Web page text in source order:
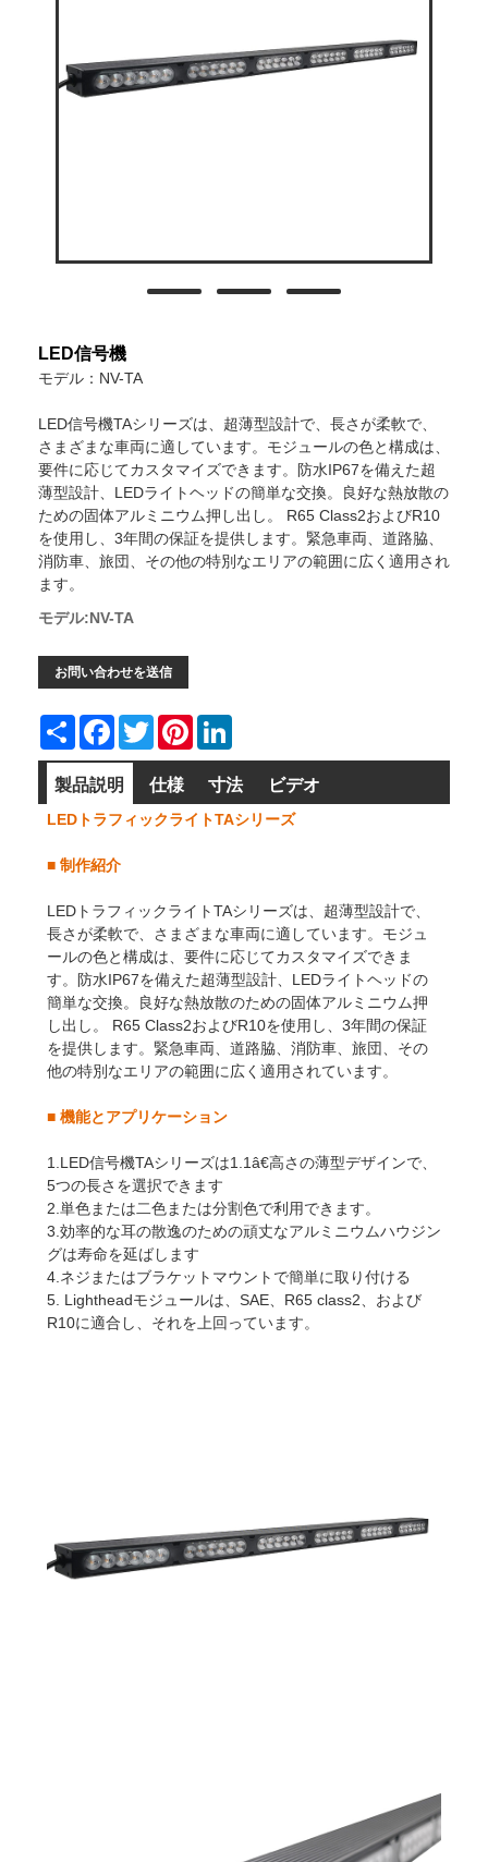
LED信号機
モデル：NV-TA
LED信号機TAシリーズは、超薄型設計で、長さが柔軟で、
さまざまな車両に適しています。モジュールの色と構成は、
要件に応じてカスタマイズできます。防水IP67を備えた超
薄型設計、LEDライトヘッドの簡単な交換。良好な熱放散の
ための固体アルミニウム押し出し。 R65 Class2およびR10
を使用し、3年間の保証を提供します。緊急車両、道路脇、
消防車、旅団、その他の特別なエリアの範囲に広く適用され
ます。
モデル:NV-TA
お問い合わせを送信
Share Facebook
TwitterPinterest
製品説明 仕様 寸法 ビデオ
LEDトラフィックライトTAシリーズ
■ 制作紹介
LEDトラフィックライトTAシリーズは、超薄型設計で、
長さが柔軟で、さまざまな車両に適しています。モジュ
ールの色と構成は、要件に応じてカスタマイズできま
す。防水IP67を備えた超薄型設計、LEDライトヘッドの
簡単な交換。良好な熱放散のための固体アルミニウム押
し出し。 R65 Class2およびR10を使用し、3年間の保証
を提供します。緊急車両、道路脇、消防車、旅団、その
他の特別なエリアの範囲に広く適用されています。
■ 機能とアプリケーション
1.LED信号機TAシリーズは1.1â€高さの薄型デザインで、
5つの長さを選択できます
2.単色または二色または分割色で利用できます。
3.効率的な耳の散逸のための頑丈なアルミニウムハウジン
グは寿命を延ばします
4.ネジまたはブラケットマウントで簡単に取り付ける
5. Lightheadモジュールは、SAE、R65 class2、および
R10に適合し、それを上回っています。